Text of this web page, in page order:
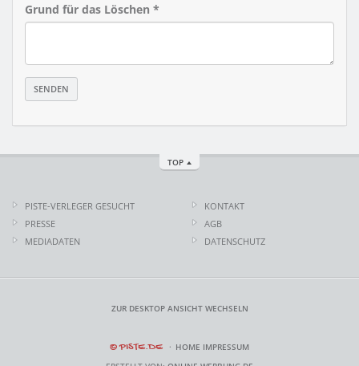
Grund für das Löschen *
TOP
PISTE-VERLEGER GESUCHT
PRESSE
MEDIADATEN
KONTAKT
AGB
DATENSCHUTZ
ZUR DESKTOP ANSICHT WECHSELN
© PISTE.DE HOME IMPRESSUM